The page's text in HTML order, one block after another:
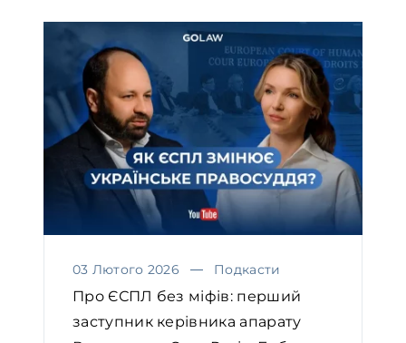
03 Лютого 2026 Подкасти
Про ЄСПЛ без міфів: перший
заступник керівника апарату